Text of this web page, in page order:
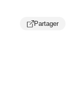
Partager